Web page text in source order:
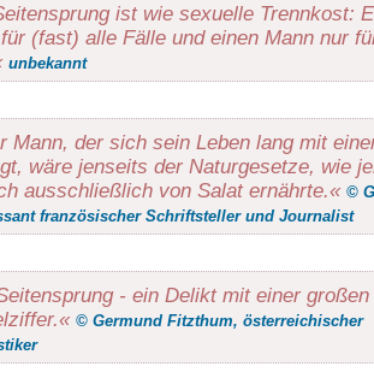
ist wie sexuelle Trennkost:
(fast) alle Fälle und einen Mann nur
unbekannt
Mann, der sich sein Leben lang mit
wäre jenseits der Naturgesetze, wie
ausschließlich von Salat ernährte.« ©
französischer Schriftsteller und Journalist
- ein Delikt mit einer großen
© Germund Fitzthum, österreichischer